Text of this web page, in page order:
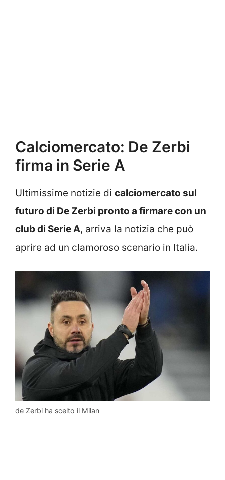
Calciomercato: De Zerbi
firma in Serie A
Ultimissime notizie di calciomercato sul
futuro di De Zerbi pronto a firmare con un
club di Serie A, arriva la notizia che può
aprire ad un clamoroso scenario in Italia.
de Zerbi ha scelto il Milan